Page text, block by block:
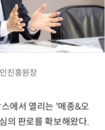
진흥원장
에서 열리는 '메종&오
의 판로를 확보해왔다.